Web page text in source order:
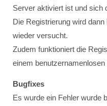
Server aktiviert ist und sich
Die Registrierung wird
wieder versucht.
Zudem funktioniert die
einem
Bugfixes
Es wurde ein Fehler wurde